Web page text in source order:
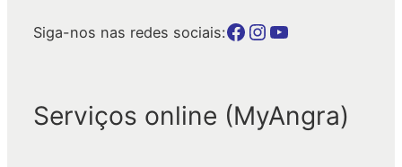
Siga-nos nas redes sociais:Botão para a página da autarquia no Facebook Botão para a página da autarquia no Instagram Botão para a página da autarquia no Youtube
Serviços online (MyAngra)